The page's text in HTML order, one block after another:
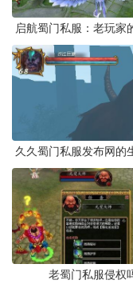
启航蜀门私服：老玩家
久久蜀门私服发布网的
老蜀门私服侵权